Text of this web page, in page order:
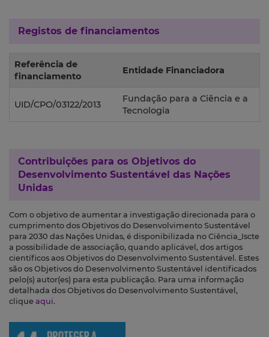
Registos de financiamentos
Referência de
financiamento
Entidade Financiadora
UID/CPO/03122/2013
Fundação para a Ciência e a
Tecnologia
Contribuições para os Objetivos do
Desenvolvimento Sustentável das Nações
Unidas
Com o objetivo de aumentar a investigação direcionada para o
cumprimento dos Objetivos do Desenvolvimento Sustentável
para 2030 das Nações Unidas, é disponibilizada no Ciência_Iscte
a possibilidade de associação, quando aplicável, dos artigos
científicos aos Objetivos do Desenvolvimento Sustentável. Estes
são os Objetivos do Desenvolvimento Sustentável identificados
pelo(s) autor(es) para esta publicação. Para uma informação
detalhada dos Objetivos do Desenvolvimento Sustentável,
clique aqui.